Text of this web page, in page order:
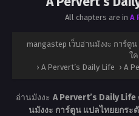
All chapters are in A
mangastep เว็บอ่านมังงะ การ์
ใ
› A Pervert’s Daily Life › A
อ่านมังงะ A Pervert’s Daily Life
นมังงะ การ์ตูน แปลไทยยกร